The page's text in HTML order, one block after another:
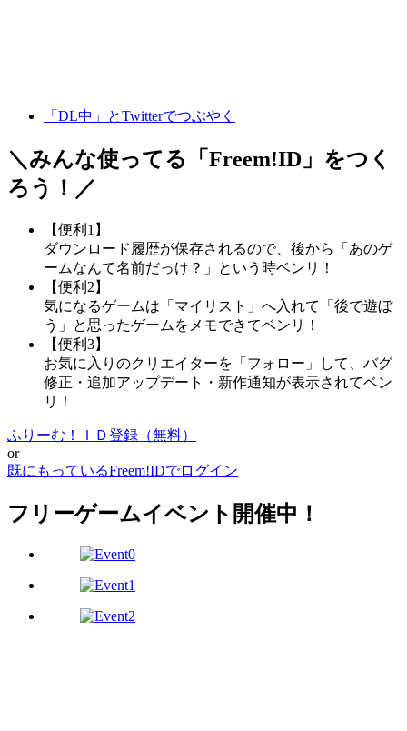
「DL中」とTwitterでつぶやく
＼みんな使ってる「 Freem!ID 」をつく
ろう！／
【便利1】
ダウンロード履歴が保存されるので、後から「あのゲ
ームなんて名前だっけ？」という時ベンリ！
【便利2】
気になるゲームは「マイリスト」へ入れて「後で遊ぼ
う」と思ったゲームをメモできてベンリ！
【便利3】
お気に入りのクリエイターを「フォロー」して、バグ
修正・追加アップデート・新作通知が表示されてベン
リ！
ふりーむ！ＩＤ登録（無料）
or
既にもっているFreem!IDでログイン
フリーゲームイベント開催中！